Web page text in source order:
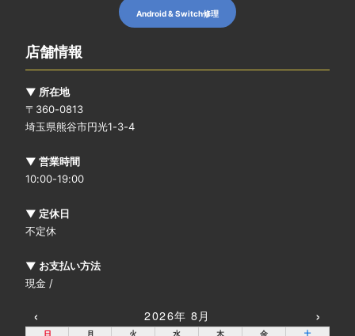
Android & Switch修理
店舗情報
▼ 所在地
〒360-0813
埼玉県熊谷市円光1-3-4
▼ 営業時間
10:00-19:00
▼ 定休日
不定休
▼ お支払い方法
現金 /
‹ 2026年 8月 ›
日 月 火 水 木 金 土